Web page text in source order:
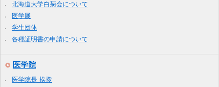
北海道大学白菊会について
医学展
学生団体
各種証明書の申請について
医学院
医学院長 挨拶